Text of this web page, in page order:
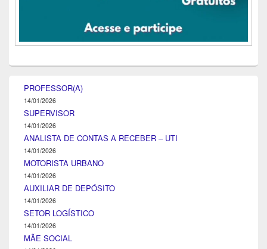
PROFESSOR(A)
14/01/2026
SUPERVISOR
14/01/2026
ANALISTA DE CONTAS A RECEBER – UTI
14/01/2026
MOTORISTA URBANO
14/01/2026
AUXILIAR DE DEPÓSITO
14/01/2026
SETOR LOGÍSTICO
14/01/2026
MÃE SOCIAL